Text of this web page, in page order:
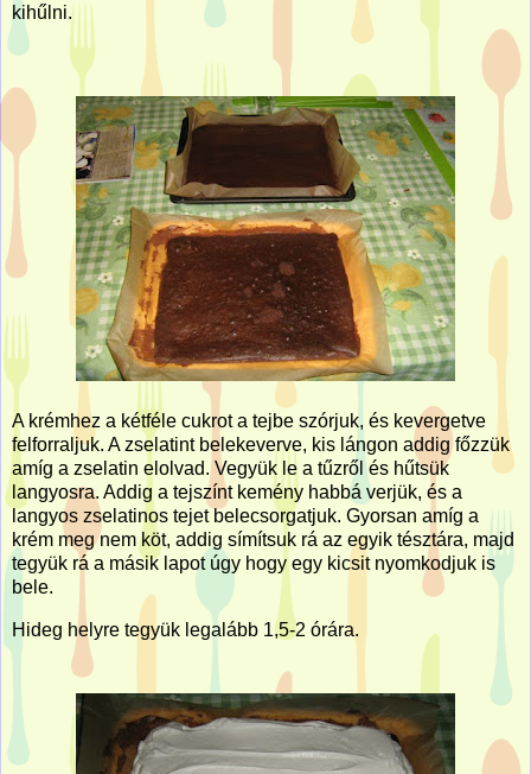
kihűlni.
A krémhez a kétféle cukrot a tejbe szórjuk, és kevergetve
felforraljuk. A zselatint belekeverve, kis lángon addig főzzük
amíg a zselatin elolvad. Vegyük le a tűzről és hűtsük
langyosra. Addig a tejszínt kemény habbá verjük, és a
langyos zselatinos tejet belecsorgatjuk. Gyorsan amíg a
krém meg nem köt, addig símítsuk rá az egyik tésztára, majd
tegyük rá a másik lapot úgy hogy egy kicsit nyomkodjuk is
bele.
Hideg helyre tegyük legalább 1,5-2 órára.